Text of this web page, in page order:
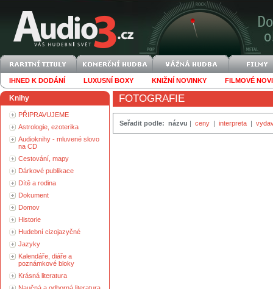
IHNED K DODÁNÍ LUXUSNÍ BOXY KNIŽNÍ NOVINKY FILMOVÉ
Knihy
PŘIPRAVUJEME
Astrologie, ezoterika
Audioknihy - mluvené slovo
na CD
Cestování, mapy
Dárkové publikace
Dítě a rodina
Dokument
Domov
Historie
Hudební cizojazyčné
Jazyky
Kalendáře, diáře a
poznámkové bloky
Krásná literatura
FOTOGRAFIE
Seřadit podle: názvu | ceny | interpreta |